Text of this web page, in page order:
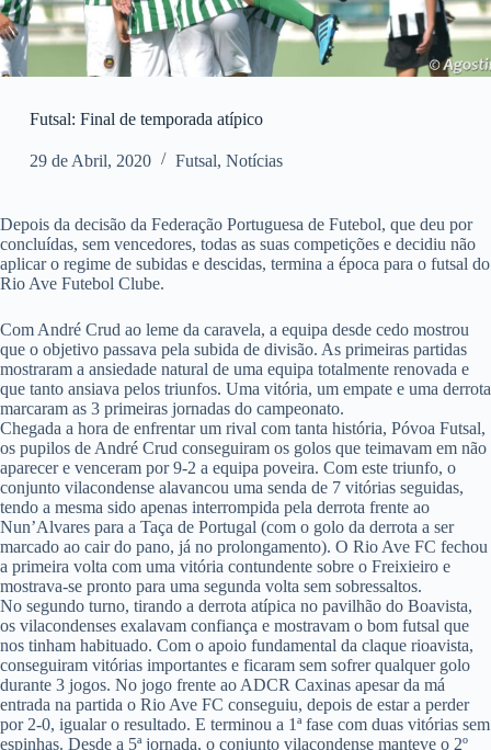
Futsal: Final de temporada atípico
29 de Abril, 2020 Futsal, Notícias
Depois da decisão da Federação Portuguesa de Futebol, que deu por
concluídas, sem vencedores, todas as suas competições e decidiu não
aplicar o regime de subidas e descidas, termina a época para o futsal do
Rio Ave Futebol Clube.
Com André Crud ao leme da caravela, a equipa desde cedo mostrou
que o objetivo passava pela subida de divisão. As primeiras partidas
mostraram a ansiedade natural de uma equipa totalmente renovada e
que tanto ansiava pelos triunfos. Uma vitória, um empate e uma derrota
marcaram as 3 primeiras jornadas do campeonato.
Chegada a hora de enfrentar um rival com tanta história, Póvoa Futsal,
os pupilos de André Crud conseguiram os golos que teimavam em não
aparecer e venceram por 9-2 a equipa poveira. Com este triunfo, o
conjunto vilacondense alavancou uma senda de 7 vitórias seguidas,
tendo a mesma sido apenas interrompida pela derrota frente ao
Nun’Alvares para a Taça de Portugal (com o golo da derrota a ser
marcado ao cair do pano, já no prolongamento). O Rio Ave FC fechou
a primeira volta com uma vitória contundente sobre o Freixieiro e
mostrava-se pronto para uma segunda volta sem sobressaltos.
No segundo turno, tirando a derrota atípica no pavilhão do Boavista,
os vilacondenses exalavam confiança e mostravam o bom futsal que
nos tinham habituado. Com o apoio fundamental da claque rioavista,
conseguiram vitórias importantes e ficaram sem sofrer qualquer golo
durante 3 jogos. No jogo frente ao ADCR Caxinas apesar da má
entrada na partida o Rio Ave FC conseguiu, depois de estar a perder
por 2-0, igualar o resultado. E terminou a 1ª fase com duas vitórias sem
espinhas. Desde a 5ª jornada, o conjunto vilacondense manteve o 2º